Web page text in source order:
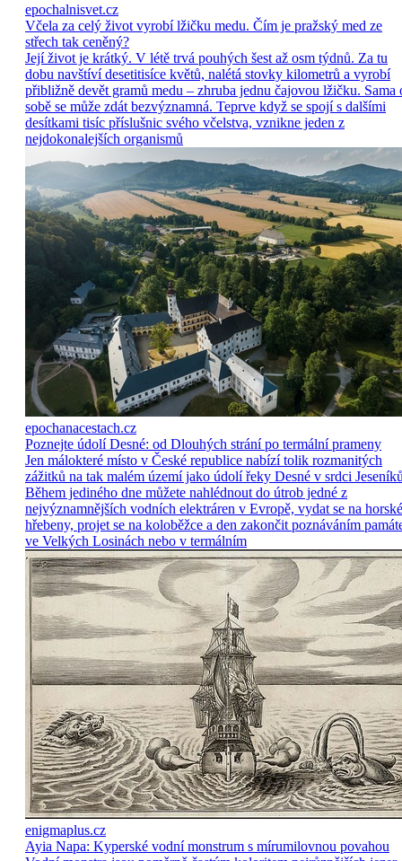
epochalnisvet.cz
Včela za celý život vyrobí lžičku medu. Čím je pražský med ze
střech tak ceněný?
Její život je krátký. V létě trvá pouhých šest až osm týdnů. Za tu
dobu navštíví desetitisíce květů, nalétá stovky kilometrů a vyrobí
přibližně devět gramů medu – zhruba jednu čajovou lžičku. Sama
sobě se může zdát bezvýznamná. Teprve když se spojí s dalšími
desítkami tisíc příslušnic svého včelstva, vznikne jeden z
nejdokonalejších organismů
epochanacestach.cz
Poznejte údolí Desné: od Dlouhých strání po termální prameny
Jen málokteré místo v České republice nabízí tolik rozmanitých
zážitků na tak malém území jako údolí řeky Desné v srdci
Během jediného dne můžete nahlédnout do útrob jedné z
nejvýznamnějších vodních elektráren v Evropě, vydat se na horské
hřebeny, projet se na koloběžce a den zakončit poznáváním
ve Velkých Losinách nebo v termálním
enigmaplus.cz
Ayia Napa: Kyperské vodní monstrum s mírumilovnou povahou